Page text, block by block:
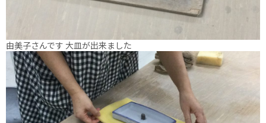
由美子さんです 大皿が出来ました